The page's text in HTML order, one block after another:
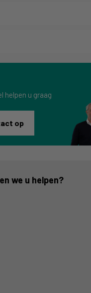
helpen u graag
op
we u helpen?